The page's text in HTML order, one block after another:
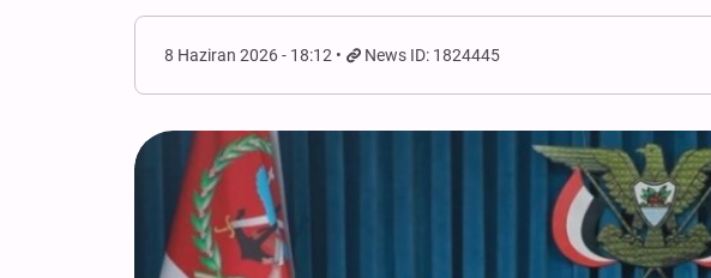
8 Haziran 2026 - 18:12 News ID: 1824445